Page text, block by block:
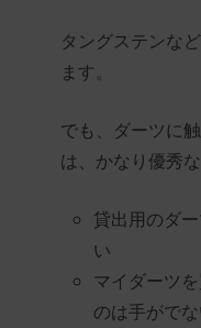
タングステンな
ます。
でも、ダーツに
は、かなり優秀
貸出用のダ
い
マイダーツ
のは手がで